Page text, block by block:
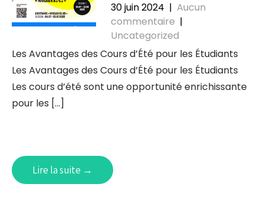
30 juin 2024 | Aucun
commentaire |
Uncategorized
Les Avantages des Cours d’Été pour les Étudiants
Les Avantages des Cours d’Été pour les Étudiants
Les cours d’été sont une opportunité enrichissante
pour les […]
Lire la suite →